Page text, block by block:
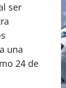
ser
una
24 de